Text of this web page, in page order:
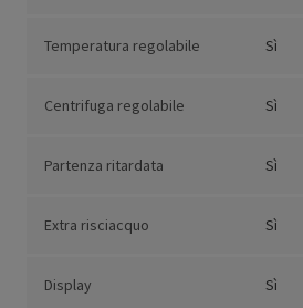
Temperatura regolabile Sì
Centrifuga regolabile Sì
Partenza ritardata Sì
Extra risciacquo Sì
Display Sì